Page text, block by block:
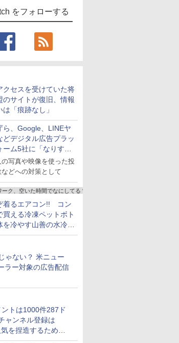
をフォローする
クセスを受けていた将
のサイトが復旧、情報
は「痕跡なし」
ら、Google、LINEヤ
どデジタル広告プラッ
ーム5社に「なりすま
広告」対策強化を要請
の写真や映像を使った投
などへの対策として
ーク、空いた時間でなにしてる？
着るエアコン!! コン
買える冷凍ペットボト
を冷やす山善の水冷ベ
ロードバイクにちょう
【ぼっち・ざ・ろー
の14】
ゃない？ 米ニュー
ラー対象の広告配信
トは1000件287ド
ャンネル登録は
を捏造するための